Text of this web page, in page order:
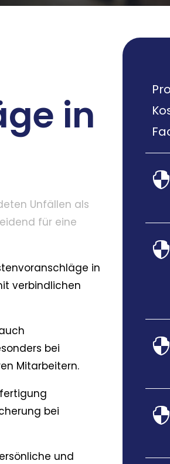
in
Unfällen als
für eine
in
verbindlichen
bei
Mitarbeitern.
bei
und



